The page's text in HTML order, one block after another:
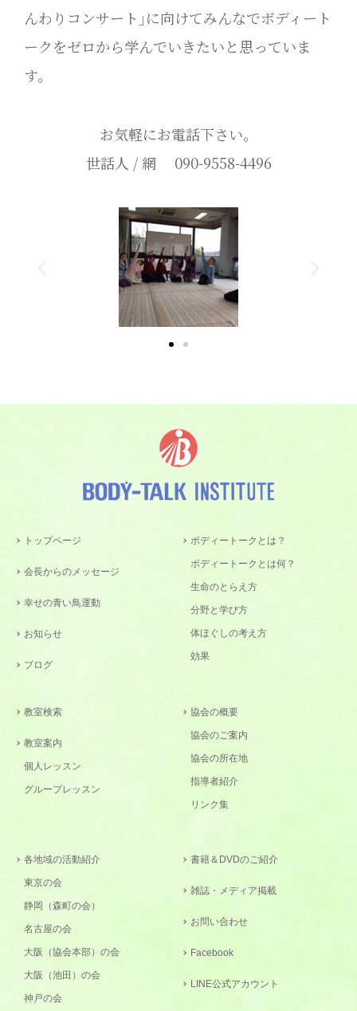
んわりコンサート｣に向けてみんなでボディート
ークをゼロから学んでいきたいと思っていま
す。
お気軽にお電話下さい。
世話人 / 網 090-9558-4496
トップページ
会長からのメッセージ
幸せの青い鳥運動
お知らせ
ブログ
ボディートークとは？
ボディートークとは何？
生命のとらえ方
分野と学び方
体ほぐしの考え方
効果
教室検索
教室案内
個人レッスン
グループレッスン
協会の概要
協会のご案内
協会の所在地
指導者紹介
リンク集
各地域の活動紹介
東京の会
静岡（森町の会）
名古屋の会
大阪（協会本部）の会
大阪（池田）の会
神戸の会
書籍＆DVDのご紹介
雑誌・メディア掲載
お問い合わせ
Facebook
LINE公式アカウント